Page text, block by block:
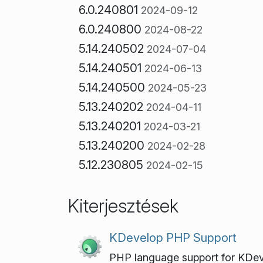
6.0.240801 2024-09-12
6.0.240800 2024-08-22
5.14.240502 2024-07-04
5.14.240501 2024-06-13
5.14.240500 2024-05-23
5.13.240202 2024-04-11
5.13.240201 2024-03-21
5.13.240200 2024-02-28
5.12.230805 2024-02-15
Kiterjesztések
KDevelop PHP Support
PHP language support for